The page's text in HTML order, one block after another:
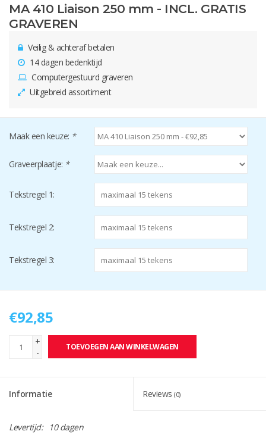
MA 410 Liaison 250 mm - INCL. GRATIS
GRAVEREN
Veilig & achteraf betalen
14 dagen bedenktijd
Computergestuurd graveren
Uitgebreid assortiment
Maak een keuze: *
Graveerplaatje: *
Tekstregel 1:
Tekstregel 2:
Tekstregel 3:
€92,85
+
-
TOEVOEGEN AAN WINKELWAGEN
Informatie Reviews (0)
Levertijd: 10 dagen